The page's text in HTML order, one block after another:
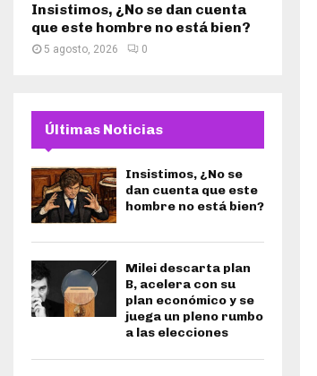
Insistimos, ¿No se dan cuenta
que este hombre no está bien?
5 agosto, 2026 0
Últimas Noticias
Insistimos, ¿No se
dan cuenta que este
hombre no está bien?
Milei descarta plan
B, acelera con su
plan económico y se
juega un pleno rumbo
a las elecciones